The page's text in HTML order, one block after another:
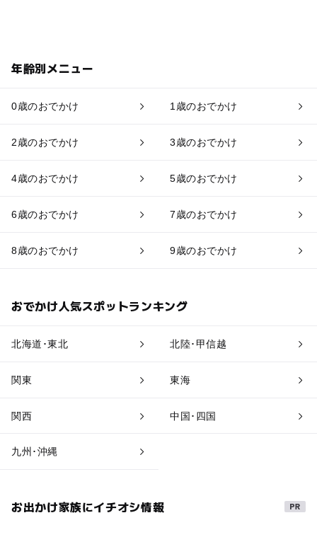
年齢別メニュー
0歳のおでかけ 1歳のおでかけ
2歳のおでかけ 3歳のおでかけ
4歳のおでかけ 5歳のおでかけ
6歳のおでかけ 7歳のおでかけ
8歳のおでかけ 9歳のおでかけ
おでかけ人気スポットランキング
北海道･東北 北陸･甲信越
関東 東海
関西 中国･四国
九州･沖縄
お出かけ家族にイチオシ情報